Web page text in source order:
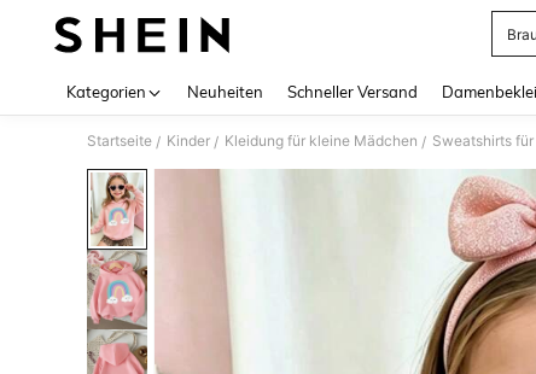
Kategorien Neuheiten Schneller Versand
Startseite / Kinder / Kleidung für kleine Mädchen / Sweatshirts